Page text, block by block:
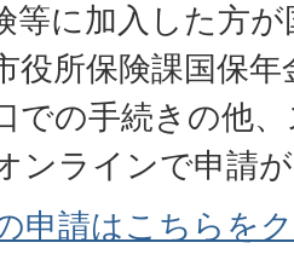
等に加入した方
役所保険課国保
での手続きの他
ンラインで申請
申請はこちらを